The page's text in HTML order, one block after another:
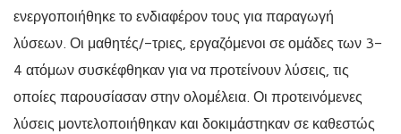
ενεργοποιήθηκε το ενδιαφέρον τους για παραγωγή
λύσεων. Οι μαθητές/-τριες, εργαζόμενοι σε ομάδες των 3-
4 ατόμων συσκέφθηκαν για να προτείνουν λύσεις, τις
οποίες παρουσίασαν στην ολομέλεια. Οι προτεινόμενες
λύσεις μοντελοποιήθηκαν και δοκιμάστηκαν σε καθεστώς